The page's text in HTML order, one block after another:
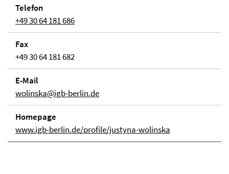
Telefon
+49 30 64 181 686
Fax
+49 30 64 181 682
E-Mail
wolinska@igb-berlin.de
Home­page
www.igb-berlin.de/profile/justyna-wolinska